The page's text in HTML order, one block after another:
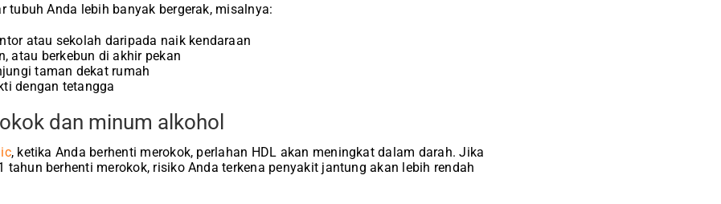
tubuh Anda lebih banyak bergerak, misalnya:
atau sekolah daripada naik kendaraan
atau berkebun di akhir pekan
taman dekat rumah
dengan tetangga
dan minum alkohol
, ketika Anda berhenti merokok, perlahan HDL akan meningkat dalam darah. Jika
tahun berhenti merokok, risiko Anda terkena penyakit jantung akan lebih rendah